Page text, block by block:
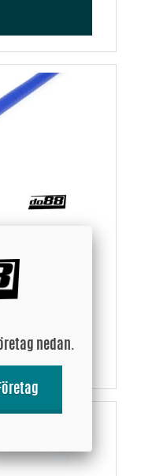
nedan.